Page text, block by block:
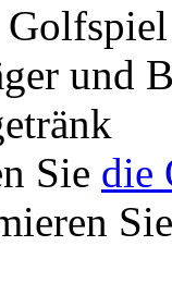
Golfspiel
und
Sie die